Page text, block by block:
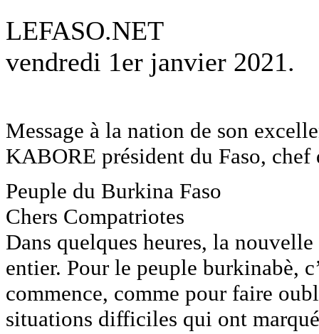
LEFASO.NET
vendredi 1er janvier 2021.
Message à la nation de son
KABORE président du Faso, chef
Peuple du Burkina Faso
Chers Compatriotes
Dans quelques heures, la
entier. Pour le peuple burkinabè,
commence, comme pour faire
situations difficiles qui ont marqué